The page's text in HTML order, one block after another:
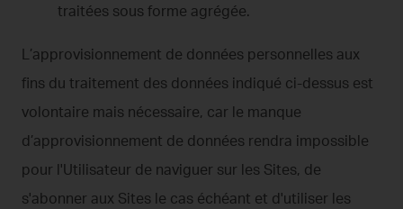
traitées sous forme agrégée.
L’approvisionnement de données personnelles aux
fins du traitement des données indiqué ci-dessus est
volontaire mais nécessaire, car le manque
d’approvisionnement de données rendra impossible
pour l'Utilisateur de naviguer sur les Sites, de
s'abonner aux Sites le cas échéant et d'utiliser les